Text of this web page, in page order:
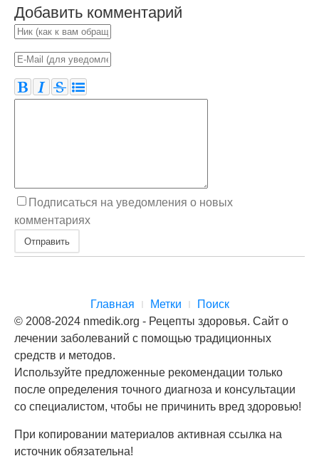
Добавить комментарий
Подписаться на уведомления о новых
комментариях
Отправить
Главная Метки
Поиск
© 2008-2024 nmedik.org - Рецепты здоровья. Сайт о
лечении заболеваний с помощью традиционных
средств и методов.
Используйте предложенные рекомендации только
после определения точного диагноза и консультации
со специалистом, чтобы не причинить вред здоровью!
При копировании материалов активная ссылка на
источник обязательна!